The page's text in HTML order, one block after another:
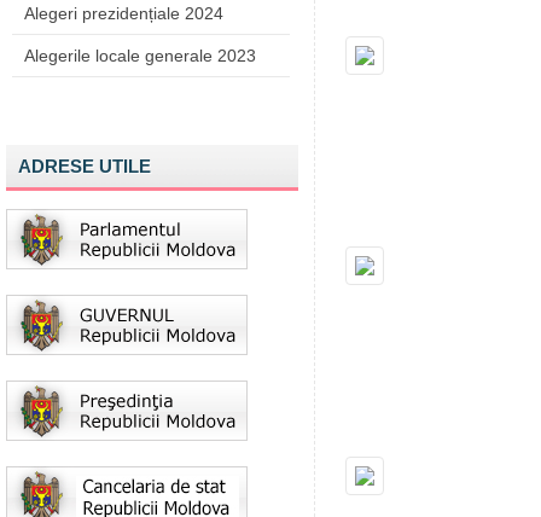
Alegeri prezidențiale 2024
Alegerile locale generale 2023
ADRESE UTILE